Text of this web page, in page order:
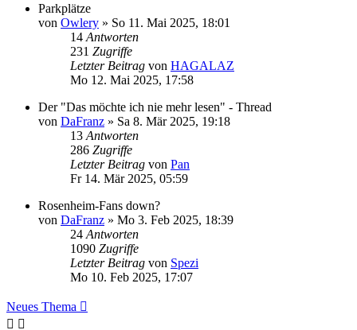
Parkplätze
von Owlery » So 11. Mai 2025, 18:01
14 Antworten
231 Zugriffe
Letzter Beitrag von HAGALAZ
Mo 12. Mai 2025, 17:58
Der "Das möchte ich nie mehr lesen" - Thread
von DaFranz » Sa 8. Mär 2025, 19:18
13 Antworten
286 Zugriffe
Letzter Beitrag von Pan
Fr 14. Mär 2025, 05:59
Rosenheim-Fans down?
von DaFranz » Mo 3. Feb 2025, 18:39
24 Antworten
1090 Zugriffe
Letzter Beitrag von Spezi
Mo 10. Feb 2025, 17:07
Neues Thema